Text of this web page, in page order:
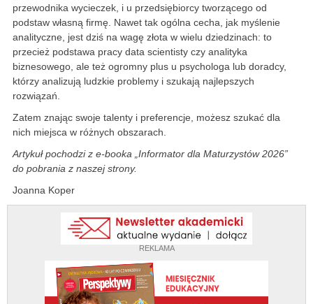
REKLAMA
przewodnika wycieczek, i u przedsiębiorcy tworzącego od
podstaw własną firmę. Nawet tak ogólna cecha, jak myślenie
analityczne, jest dziś na wagę złota w wielu dziedzinach: to
przecież podstawa pracy data scientisty czy analityka
biznesowego, ale też ogromny plus u psychologa lub doradcy,
którzy analizują ludzkie problemy i szukają najlepszych
rozwiązań.
Zatem znając swoje talenty i preferencje, możesz szukać dla
nich miejsca w różnych obszarach.
Artykuł pochodzi z e-booka „Informator dla Maturzystów 2026”
do pobrania z naszej strony.
Joanna Koper